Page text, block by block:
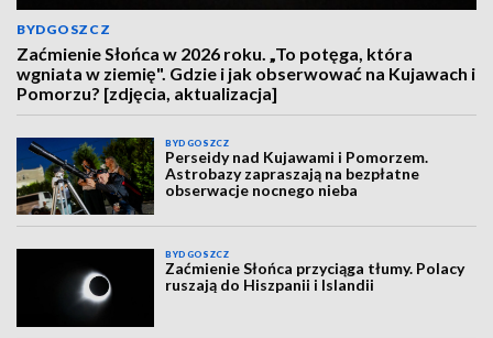
BYDGOSZCZ
Zaćmienie Słońca w 2026 roku. „To potęga, która
wgniata w ziemię". Gdzie i jak obserwować na Kujawach i
Pomorzu? [zdjęcia, aktualizacja]
BYDGOSZCZ
Perseidy nad Kujawami i Pomorzem.
Astrobazy zapraszają na bezpłatne
obserwacje nocnego nieba
BYDGOSZCZ
Zaćmienie Słońca przyciąga tłumy. Polacy
ruszają do Hiszpanii i Islandii